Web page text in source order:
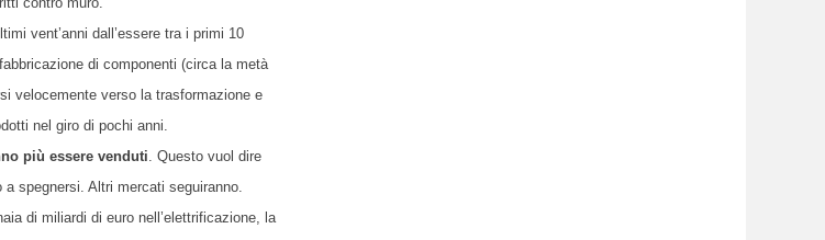
vent’anni dall’essere tra i primi 10
di componenti (circa la metà
velocemente verso la trasformazione e
nel giro di pochi anni.
più essere venduti. Questo vuol dire
spegnersi. Altri mercati seguiranno.
di miliardi di euro nell’elettrificazione, la